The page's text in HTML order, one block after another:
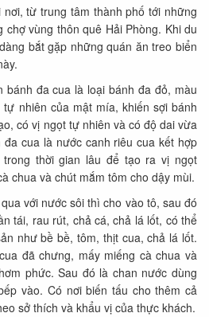
từ trung tâm thành phố tới những
vùng thôn quê Hải Phòng. Khi du
bắt gặp những quán ăn treo biển
bánh đa cua là loại bánh đa đỏ, màu
nhiên của mật mía, khiến sợi bánh
có vị ngọt tự nhiên và có độ dai vừa
cua là nước canh riêu cua kết hợp
thời gian lâu để tạo ra vị ngọt
chua và chút mắm tôm cho dậy mùi.
với nước sôi thì cho vào tô, sau đó
tái, rau rút, chả cá, chả lá lốt, có thể
như bề bề, tôm, thịt cua, chả lá lốt.
đã chưng, mấy miếng cà chua và
phức. Sau đó là chan nước dùng
vào. Có nơi biến tấu cho thêm cả
sở thích và khẩu vị của thực khách.